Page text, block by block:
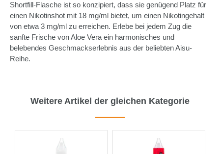
Shortfill-Flasche ist so konzipiert, dass sie genügend Platz für
einen Nikotinshot mit 18 mg/ml bietet, um einen Nikotingehalt
von etwa 3 mg/ml zu erreichen. Erlebe bei jedem Zug die
sanfte Frische von Aloe Vera ein harmonisches und
belebendes Geschmackserlebnis aus der beliebten Aisu-
Reihe.
Weitere Artikel der gleichen Kategorie